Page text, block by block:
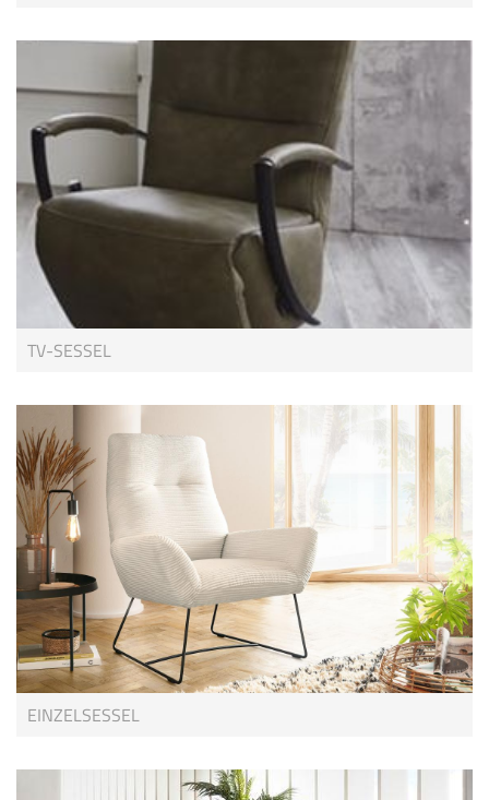
TV-SESSEL
EINZELSESSEL